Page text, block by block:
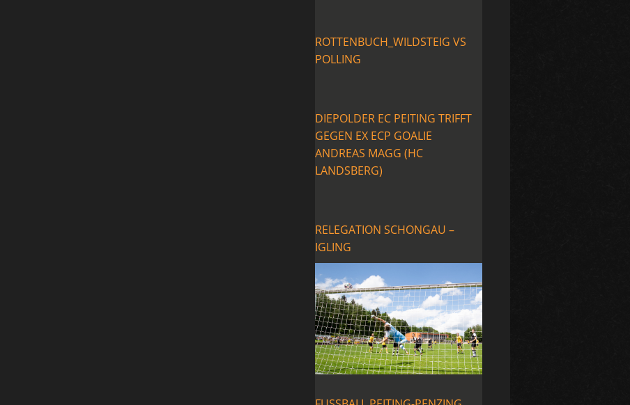
ROTTENBUCH_WILDSTEIG VS
POLLING
DIEPOLDER EC PEITING TRIFFT
GEGEN EX ECP GOALIE
ANDREAS MAGG (HC
LANDSBERG)
RELEGATION SCHONGAU –
IGLING